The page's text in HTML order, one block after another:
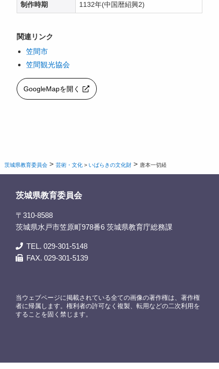
制作時期 1132年(中国暦紹興2)
関連リンク
笠間市
笠間観光協会
GoogleMapを開く
茨城県教育委員会 >芸術・文化 > いばらきの文化財 > 唐本一切経
茨城県教育委員会
〒310-8588
茨城県水戸市笠原町978番6 茨城県教育庁総務課
TEL. 029-301-5148
FAX. 029-301-5139
当ウェブページに掲載されている全ての画像の著作権は、著作権
者に帰属します。権利者の許可なく複製、転用などの二次利用を
することを固く禁じます。